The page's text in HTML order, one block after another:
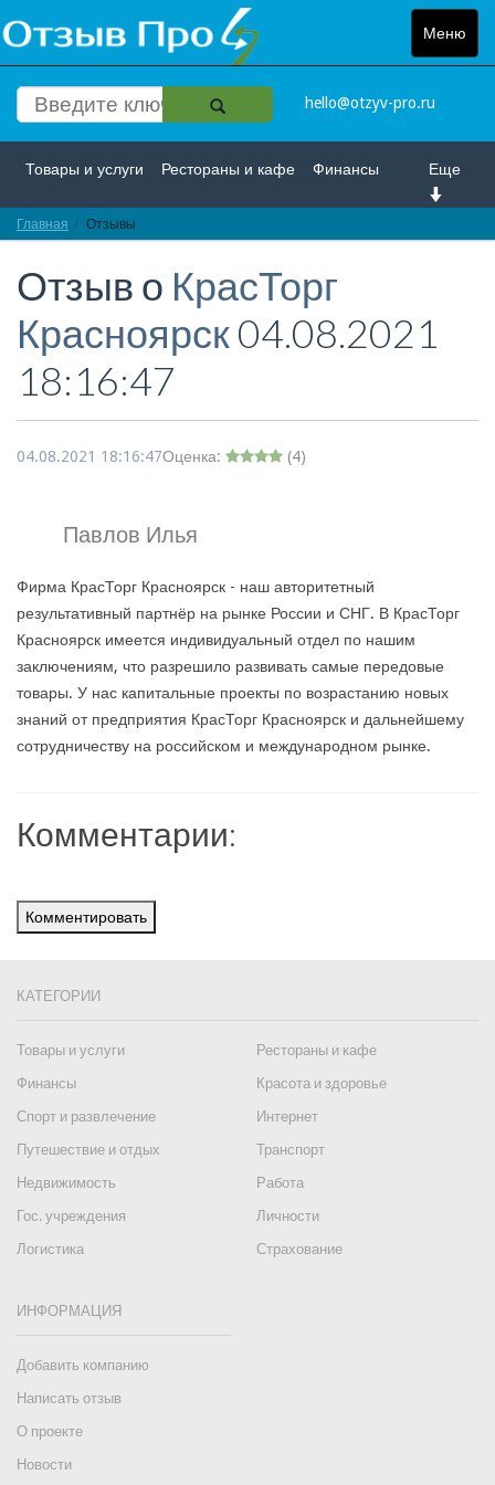
Меню
Toggle
hello@otzyv-pro.ru
Еще
Товары и услуги Рестораны и кафе Финансы
Красота и здоровье
Интернет Путешествие и отдых Транспорт
Недвижимость Работа Гос. учреждения
Личности Логистика
Главная Отзывы
Отзыв о КрасТорг
Красноярск04.08.2021
18:16:47
04.08.2021 18:16:47Оценка: (4)
Павлов Илья
Фирма КрасТорг Красноярск - наш авторитетный
результативный партнёр на рынке России и СНГ. В КрасТорг
Красноярск имеется индивидуальный отдел по нашим
заключениям, что разрешило развивать самые передовые
товары. У нас капитальные проекты по возрастанию новых
знаний от предприятия КрасТорг Красноярск и дальнейшему
сотрудничеству на российском и международном рынке.
Комментарии:
Комментировать
КАТЕГОРИИ
Товары и услуги
Рестораны и кафе
Финансы
Красота и здоровье
Спорт и развлечение
Интернет
Путешествие и отдых
Транспорт
Недвижимость
Работа
Гос. учреждения
Личности
Логистика
Страхование
ИНФОРМАЦИЯ
Добавить компанию
Написать отзыв
О проекте
Новости